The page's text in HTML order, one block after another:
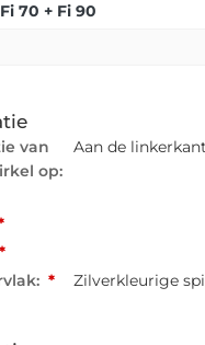
70 + Fi 90
van
op:
Aan de linkerkant
*
* Zilverkleurige